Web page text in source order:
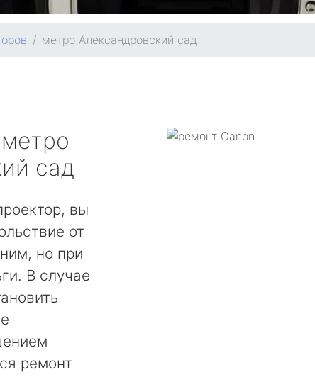
метро Александровский сад
метро
сад
вы
от
но при
В случае
ремонт